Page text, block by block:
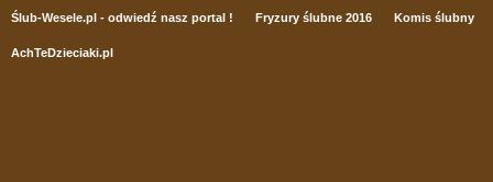
Ślub-Wesele.pl - odwiedź nasz portal ! Fryzury ślubne 2016 Komis ślubny
AchTeDzieciaki.pl